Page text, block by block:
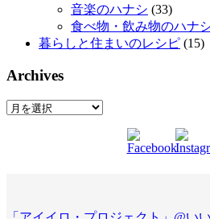
音楽のハナシ (33)
食べ物・飲み物のハナ
暮らしと住まいのレシピ (15)
Archives
Archives